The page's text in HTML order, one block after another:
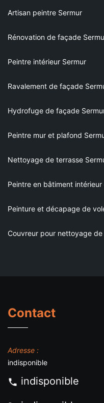
Artisan peintre Sermur
Rénovation de façade
Peintre intérieur Sermur
Ravalement de façade
Hydrofuge de façade
Peintre mur et plafond
Nettoyage de terrasse
Peintre en bâtiment
Peinture et décapage de
Couvreur pour nettoyage
Contact
Adresse :
indisponible
indisponible